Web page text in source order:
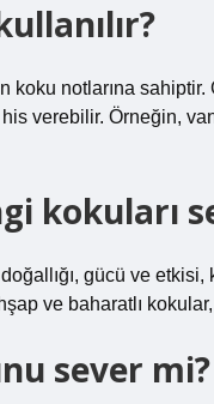
koku notlarına
verebilir. Örneğin,
kokuları
gücü ve
ve baharatlı
sever mi?